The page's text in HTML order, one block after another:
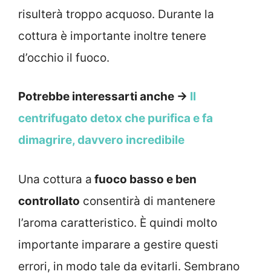
risulterà troppo acquoso. Durante la
cottura è importante inoltre tenere
d’occhio il fuoco.
Potrebbe interessarti anche → Il
centrifugato detox che purifica e fa
dimagrire, davvero incredibile
Una cottura a fuoco basso e ben
controllato consentirà di mantenere
l’aroma caratteristico. È quindi molto
importante imparare a gestire questi
errori, in modo tale da evitarli. Sembrano